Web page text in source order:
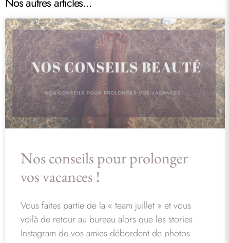
Nos conseils pour prolonger
vos vacances !
Vous faites partie de la « team juillet » et vous
voilà de retour au bureau alors que les stories
Instagram de vos amies débordent de photos